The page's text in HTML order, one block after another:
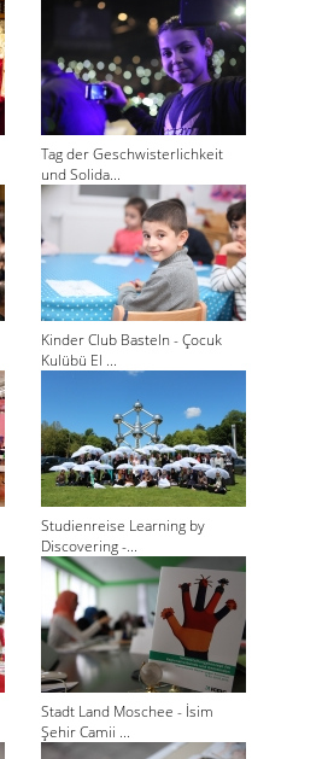
Tag der Geschwisterlichkeit
und Solida...
Kinder Club Basteln - Çocuk
Kulübü El ...
Studienreise Learning by
Discovering -...
Stadt Land Moschee - İsim
Şehir Camii ...